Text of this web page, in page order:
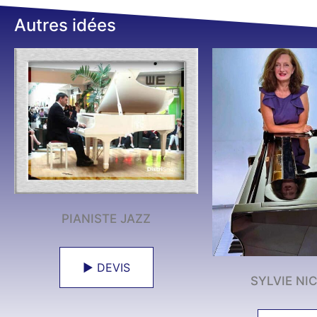
Autres idées
PIANISTE JAZZ
► DEVIS
SYLVIE